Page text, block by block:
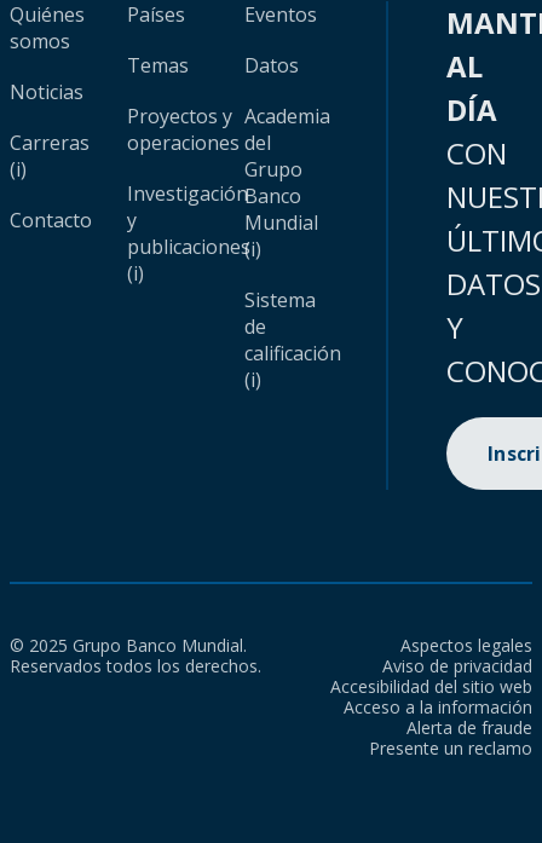
Quiénes
somos
Noticias
Carreras
(i)
Contacto
Países
Temas
Proyectos y
operaciones
Investigación
y
publicaciones
(i)
Eventos
Datos
Academia
del
Grupo
Banco
Mundial
(i)
Sistema
de
calificación
(i)
AL
DÍA
CON
DATOS
Y
© 2025 Grupo Banco Mundial.
Reservados todos los derechos.
Aspectos legales
Aviso de privacidad
Accesibilidad del sitio web
Acceso a la información
Alerta de fraude
Presente un reclamo